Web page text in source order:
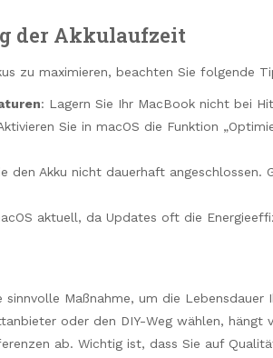
der Akkulaufzeit
zu maximieren, beachten Sie folgende
: Lagern Sie Ihr MacBook nicht bei
Sie in macOS die Funktion
den Akku nicht dauerhaft angeschlossen.
aktuell, da Updates oft die
sinnvolle Maßnahme, um die Lebensdauer
oder den DIY-Weg wählen, hängt
ab. Wichtig ist, dass Sie auf